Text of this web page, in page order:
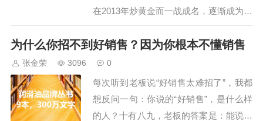
在2013年炒黄金而一战成名，逐渐成为某
种群体的称谓，这个群体的典型特征是：
盲目、跟风、从众，抢黄金、抢房子、炒
股票、炒比特币…反正，就是随大流，从
不考虑为什么，后果是什么。中国大妈通
常是家庭财务的主要管理者，有一掷千金
的资本，…
为什么你招不到好销售？因为你根本不懂销售
张金荣 3096 0
每次听到老板说“好销售太难招了”，我都
想反问一句：你说的“好销售”，是什么样
的人？十有八九，老板的答案是：能说会